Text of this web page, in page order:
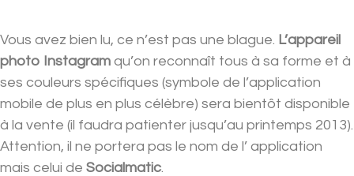
Vous avez bien lu, ce n’est pas une blague. L’appareil
photo Instagram qu’on reconnaît tous à sa forme et à
ses couleurs spécifiques (symbole de l’application
mobile de plus en plus célèbre) sera bientôt disponible
à la vente (il faudra patienter jusqu’au printemps 2013).
Attention, il ne portera pas le nom de l’ application
mais celui de Socialmatic.